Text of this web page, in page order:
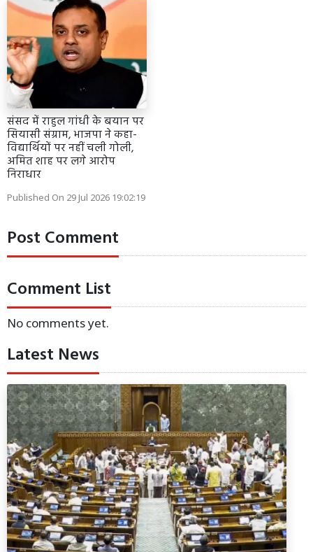
संसद में राहुल गांधी के बयान पर
सियासी संग्राम, भाजपा ने कहा-
विद्यार्थियों पर नहीं चली गोली,
अमित शाह पर लगे आरोप
निराधार
Published On 29 Jul 2026 19:02:19
Post Comment
Comment List
No comments yet.
Latest News